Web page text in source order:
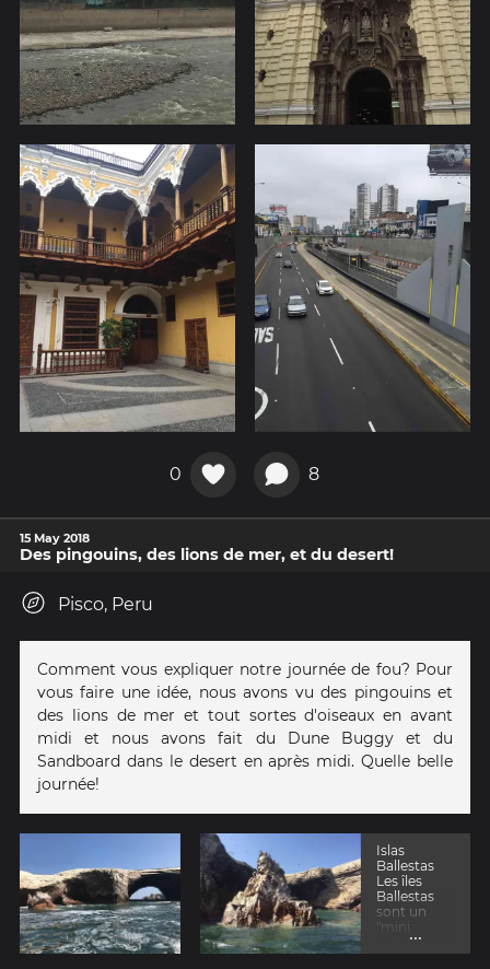
0 8
15 May 2018
Des pingouins, des lions de mer, et du desert!
Pisco, Peru
Comment vous expliquer notre journée de fou? Pour
vous faire une idée, nous avons vu des pingouins et
des lions de mer et tout sortes d'oiseaux en avant
midi et nous avons fait du Dune Buggy et du
Sandboard dans le desert en après midi. Quelle belle
journée!
Islas
Ballestas
Les îles
Ballestas
sont un
"mini
galapagos"
...